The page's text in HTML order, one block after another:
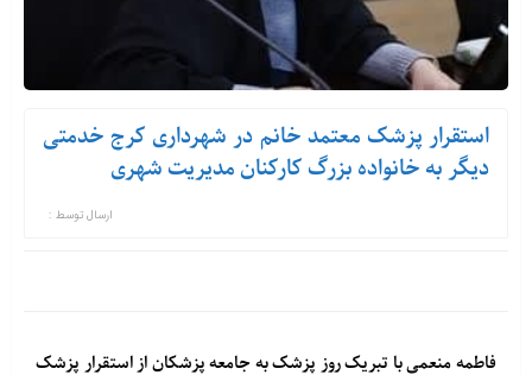
استقرار پزشک معتمد خانم در شهرداری کرج خدمتی
دیگر به خانواده بزرگ کارکنان مدیریت شهری
ارسال توسط :
فاطمه منعمی با تبریک روز پزشک به جامعه پزشکان از استقرار پزشک